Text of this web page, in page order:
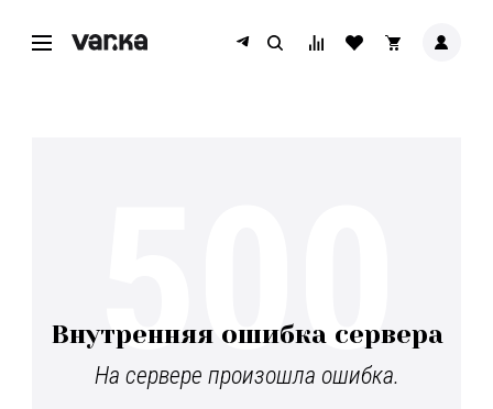
Внутренняя ошибка сервера
На сервере произошла ошибка.
500